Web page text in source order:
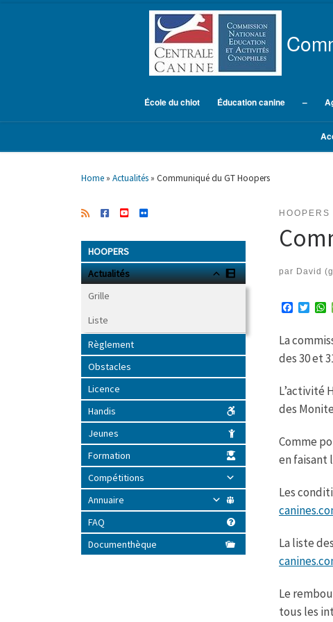
École du chiot Éducation canine –
Home » Actualités » Communiqué du GT Hoopers
HOOPERS
par David
e
o
k
T
t
t
e
t
s
A
p
La
des 30 et
L’activité
des
Comme
en faisant
Les
La liste
Le
tous les
HOOPERS
Actualités
Grille
Liste
Règlement
Obstacles
Licence
Handis
Jeunes
Formation
Compétitions
Annuaire
FAQ
Documenthèque